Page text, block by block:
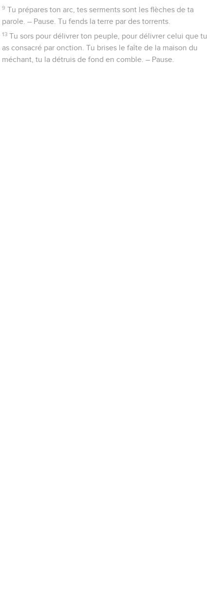
9 Tu prépares ton arc, tes serments sont les flèches de ta
parole. – Pause. Tu fends la terre par des torrents.
13 Tu sors pour délivrer ton peuple, pour délivrer celui que tu
as consacré par onction. Tu brises le faîte de la maison du
méchant, tu la détruis de fond en comble. – Pause.